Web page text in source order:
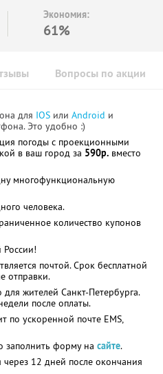
Экономия:
61%
Вопросы по акции
для IOS или Android и
Это удобно :)
погоды с проекционными
в ваш город за 590р. вместо
многофункциональную
человека.
количество купонов
России!
почтой. Срок бесплатной
отправки.
жителей Санкт-Петербурга.
после оплаты.
по ускоренной почте EMS,
заполнить форму на сайте.
через 12 дней после окончания